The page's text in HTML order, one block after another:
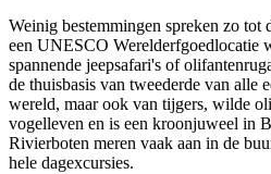
Weinig bestemmingen spreken zo tot
een UNESCO Werelderfgoedlocatie
spannende jeepsafari's of
de thuisbasis van tweederde van alle
wereld, maar ook van tijgers, wilde
vogelleven en is een kroonjuweel in
Rivierboten meren vaak aan in de
hele dagexcursies.